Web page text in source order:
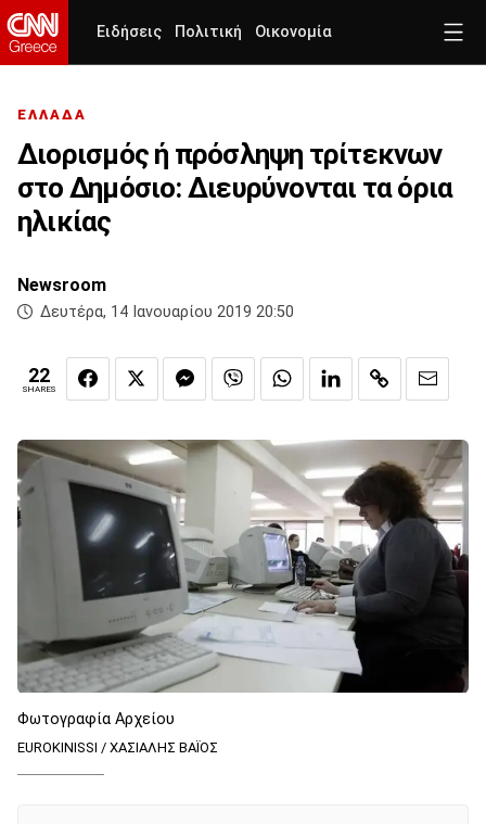
Ειδήσεις Πολιτική Οικονομία
ΕΛΛΑΔΑ
Διορισμός ή πρόσληψη τρίτεκνων
στο Δημόσιο: Διευρύνονται τα όρια
ηλικίας
Newsroom
Δευτέρα, 14 Ιανουαρίου 2019 20:50
22
SHARES
Φωτογραφία Αρχείου
EUROKINISSI / ΧΑΣΙΑΛΗΣ ΒΑΪΟΣ